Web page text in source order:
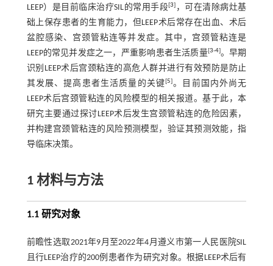
LEEP）是目前临床治疗SIL的常用手段[3] ，可在清除病灶基
础上保存患者的生育能力，但LEEP术后常存在出血、术后
盆腔感染、宫颈管粘连等并发症。其中，宫颈管粘连是
LEEP的常见并发症之一，严重影响患者生活质量[3-4]。早期
识别LEEP术后宫颈粘连的高危人群并进行有效预防是防止
其发展、提高患者生活质量的关键[5]。目前国内外尚无
LEEP术后宫颈管粘连的风险模型的相关报道。基于此，本
研究主要通过探讨LEEP术后发生宫颈管粘连的危险因素，
并构建宫颈管粘连的风险预测模型，验证其预测效能，指
导临床决策。
1 材料与方法
1.1 研究对象
前瞻性选取2021年9月至2022年4月遵义市第一人民医院SIL
且行LEEP治疗的200例患者作为研究对象。根据LEEP术后有